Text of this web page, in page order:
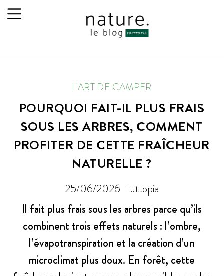
L'ART DE CAMPER
POURQUOI FAIT-IL PLUS FRAIS
SOUS LES ARBRES, COMMENT
PROFITER DE CETTE FRAÎCHEUR
NATURELLE ?
25/06/2026 Huttopia
Il fait plus frais sous les arbres parce qu’ils
combinent trois effets naturels : l’ombre,
l’évapotranspiration et la création d’un
microclimat plus doux. En forêt, cette